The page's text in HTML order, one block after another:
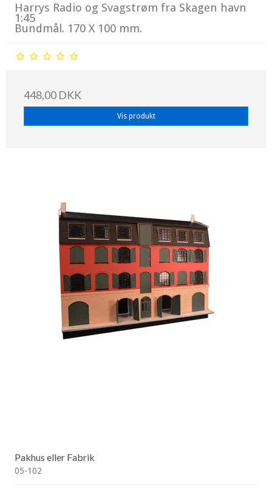
Harrys Radio og Svagstrøm fra Skagen havn
1:45
Bundmål. 170 X 100 mm.
448,00 DKK
Vis produkt
Pakhus eller Fabrik
05-102